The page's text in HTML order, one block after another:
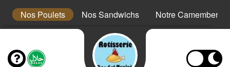
Nos Poulets Nos Sandwichs Notre Camembert